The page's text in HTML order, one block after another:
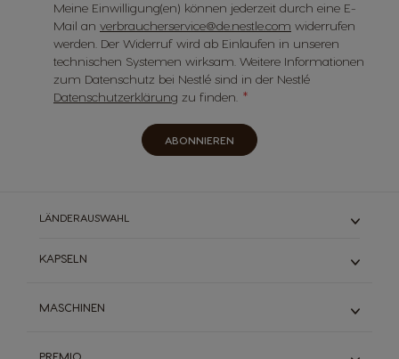
Meine Einwilligung(en) können jederzeit durch eine E-
Mail an verbraucherservice@de.nestle.com widerrufen
werden. Der Widerruf wird ab Einlaufen in unseren
technischen Systemen wirksam. Weitere Informationen
zum Datenschutz bei Nestlé sind in der Nestlé
Datenschutzerklärung zu finden.
ABONNIEREN
LÄNDERAUSWAHL
KAPSELN
SCHWARZKAFFEES
MASCHINEN
PREMIO